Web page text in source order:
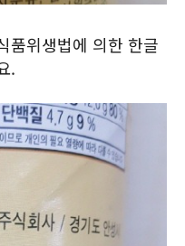
품위생법에 의한 한글
.